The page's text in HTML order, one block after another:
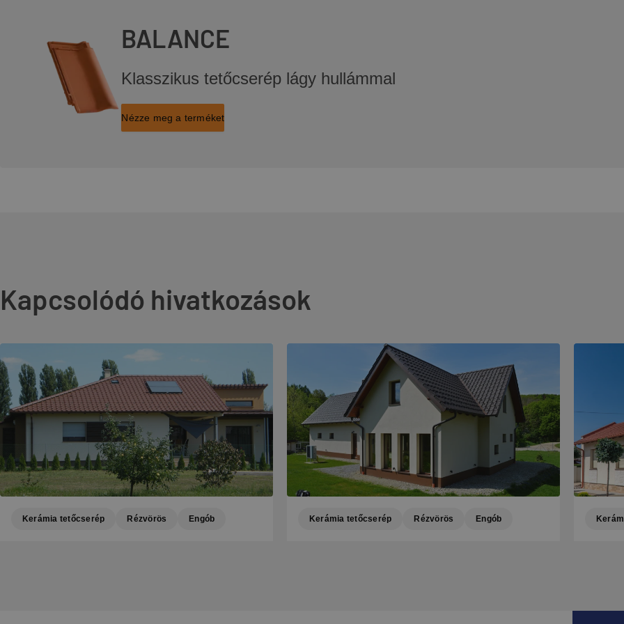
BALANCE
Klasszikus tetőcserép lágy hullámmal
Nézze meg a terméket
Kapcsolódó hivatkozások
Kerámia tetőcserép Rézvörös Engób Kerámia tetőcserép Rézvörös Engób